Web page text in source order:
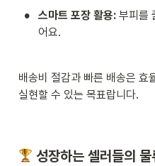
• 스마트 포장 활용: 부피를
어요.
배송비 절감과 빠른 배송은 효
실현할 수 있는 목표랍니다.
성장하는 셀러들의